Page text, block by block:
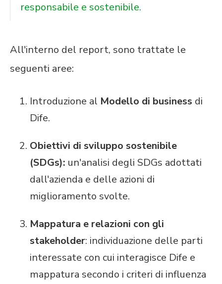
responsabile e sostenibile.
All'interno del report, sono trattate le
seguenti aree:
Introduzione al Modello di business di
Dife.
Obiettivi di sviluppo sostenibile
(SDGs): un'analisi degli SDGs adottati
dall'azienda e delle azioni di
miglioramento svolte.
Mappatura e relazioni con gli
stakeholder: individuazione delle parti
interessate con cui interagisce Dife e
mappatura secondo i criteri di influenza